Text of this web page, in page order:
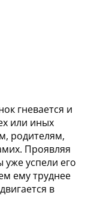
гневается и
или иных
родителям,
Проявляя
успели его
ему труднее
в